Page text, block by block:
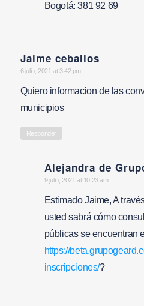
Bogotá: 381 92 69
Jaime ceballos
says:
6 julio, 2021 at 3:42 pm
Quiero informacion de las
municipios
Responder
Alejandra de
says:
9 julio, 2021 at 10:23 am
Estimado Jaime, A
usted sabrá cómo
públicas se encuentran
https://
inscripciones/?